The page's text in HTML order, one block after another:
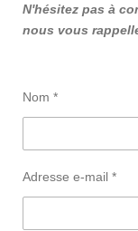
N'hésitez pas à
nous vous
Nom *
Adresse e-mail *